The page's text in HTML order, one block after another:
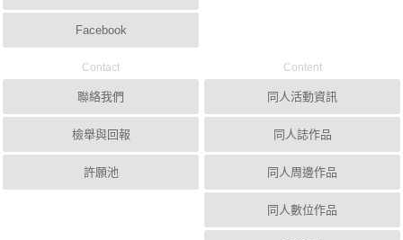
Facebook
Contact
聯絡我們
檢舉與回報
許願池
Content
同人活動資訊
同人誌作品
同人周邊作品
同人數位作品